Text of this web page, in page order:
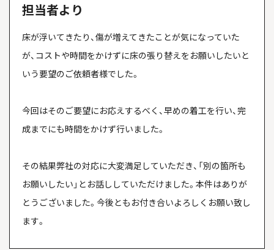
担当者より
床が浮いてきたり、傷が増えてきたことが気になっていた
が、コストや時間をかけずに床の張り替えをお願いしたいと
いう要望のご依頼者様でした。
今回はそのご要望にお応えするべく、早めの着工を行い、完
成までにも時間をかけず行いました。
その結果弊社の対応に大変満足していただき、「別の箇所も
お願いしたい」とお話ししていただけました。本件はありが
とうございました。今後ともお付き合いよろしくお願い致し
ます。